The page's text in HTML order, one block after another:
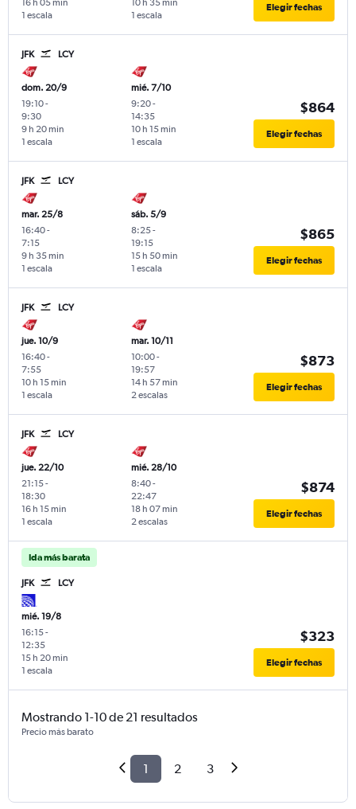
1 escala
1 escala
Elegir fechas
JFK LCY
dom. 20/9
19:10-
9:30
1 escala
9 h 20 min
mié. 7/10
9:20-
14:35
1 escala
10 h 15 min
$864
Elegir fechas
JFK LCY
mar. 25/8
16:40-
7:15
1 escala
9 h 35 min
sáb. 5/9
8:25-
19:15
1 escala
15 h 50 min
$865
Elegir fechas
JFK LCY
jue. 10/9
16:40-
7:55
1 escala
10 h 15 min
mar. 10/11
10:00-
19:57
2 escalas
14 h 57 min
$873
Elegir fechas
JFK LCY
jue. 22/10
21:15-
18:30
1 escala
16 h 15 min
mié. 28/10
8:40-
22:47
2 escalas
18 h 07 min
$874
Elegir fechas
Ida más barata
JFK LCY
mié. 19/8
16:15-
12:35
1 escala
15 h 20 min
$323
Elegir fechas
Mostrando 1-10 de 21 resultados
Precio más barato
1 2 3